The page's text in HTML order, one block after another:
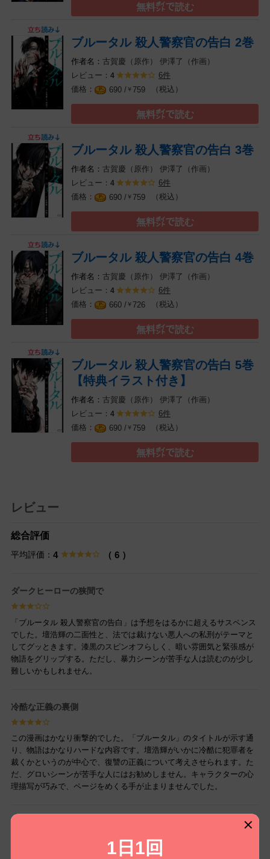
無料㌽で読む
ブルータル 殺人警察官の告白 2巻
古賀慶（原作）
伊澤了（作画）
レビュー： 4
6件
690 /￥ 759 （税込）
無料㌽で読む
ブルータル 殺人警察官の告白 3巻
古賀慶（原作）
伊澤了（作画）
レビュー： 4
6件
690 /￥ 759 （税込）
無料㌽で読む
ブルータル 殺人警察官の告白 4巻
古賀慶（原作）
伊澤了（作画）
レビュー： 4
6件
660 /￥ 726 （税込）
無料㌽で読む
ブルータル 殺人警察官の告白 5巻
【特典イラスト付き】
古賀慶（原作）
伊澤了（作画）
レビュー： 4
6件
690 /￥ 759 （税込）
無料㌽で読む
レビュー
総合評価
平均評価： 4 （ 6 ）
ダークヒーローの狭間で
「ブルータル 殺人警察官の告白」は予想をはるかに超えるサスペンス
でした。壇浩輝の二面性と、法では裁けない悪人への私刑がテーマと
してグッときます。漆黒のスピンオフらしく、暗い雰囲気と緊張感が
物語をグリップする。ただし、暴力シーンが苦手な人は読むのが少し
難しいかもしれません。
冷酷な正義の裏側
この漫画はかなり衝撃的でした。「ブルータル」のタイトルが示す通
り、物語はかなりハードな内容です。壇浩輝がいかに冷酷に犯罪者を
裁くかというのが中心で、復讐の正義について考えさせられます。た
だ、グロいシーンが苦手な人にはお勧めしません。キャラクターの心
理描写が巧みで、ページをめくる手が止まりませんでした。
正義の形は一つじゃない
TVドラマの影響で手に取りましたが、漫画ならではの表現力に引き込
1日1回